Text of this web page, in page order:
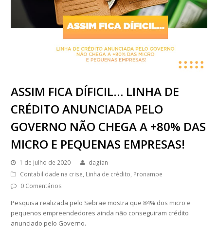
ASSIM FICA DÍFICIL… LINHA DE
CRÉDITO ANUNCIADA PELO
GOVERNO NÃO CHEGA A +80% DAS
MICRO E PEQUENAS EMPRESAS!
1 de julho de 2020
dagian
Contabilidade na crise, Linha de crédito, Pronampe
0 Comentários
Pesquisa realizada pelo Sebrae mostra que 84% dos micro e
pequenos empreendedores ainda não conseguiram crédito
anunciado pelo Governo.